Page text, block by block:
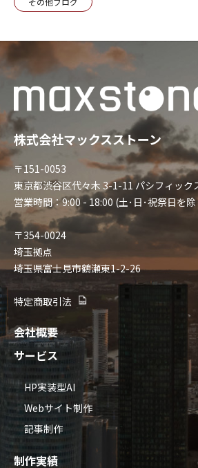
株式会社マックスストーン
〒151-0053
東京都渋谷区代々木 3-1-11 パシフィック
営業時間：9:00 - 18:00 (土･日･祝祭日を
〒354-0024
埼玉拠点
埼玉県富士見市鶴瀬東1-2-26
特定商取引法
会社概要
サービス
HP実装型AI
Webサイト制作
記事制作
制作実績